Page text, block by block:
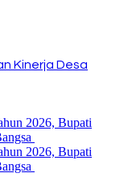
Kinerja Desa